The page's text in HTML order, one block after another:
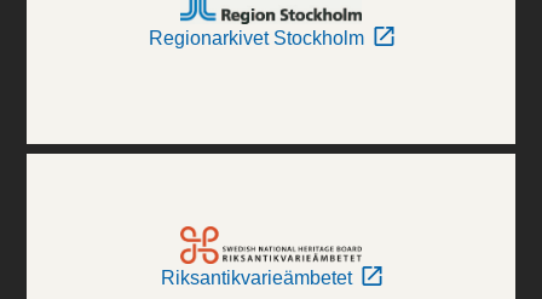
Regionarkivet Stockholm
Riksantikvarieämbetet